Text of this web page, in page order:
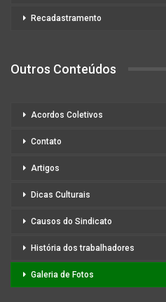
Recadastramento
Outros Conteúdos
Acordos Coletivos
Contato
Artigos
Dicas Culturais
Causos do Sindicato
História dos trabalhadores
Galeria de Fotos